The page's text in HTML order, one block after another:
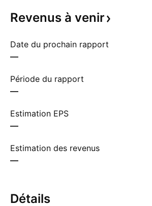
Revenus à venir
Date du prochain rapport
—
Période du rapport
—
Estimation EPS
—
Estimation des revenus
—
Détails